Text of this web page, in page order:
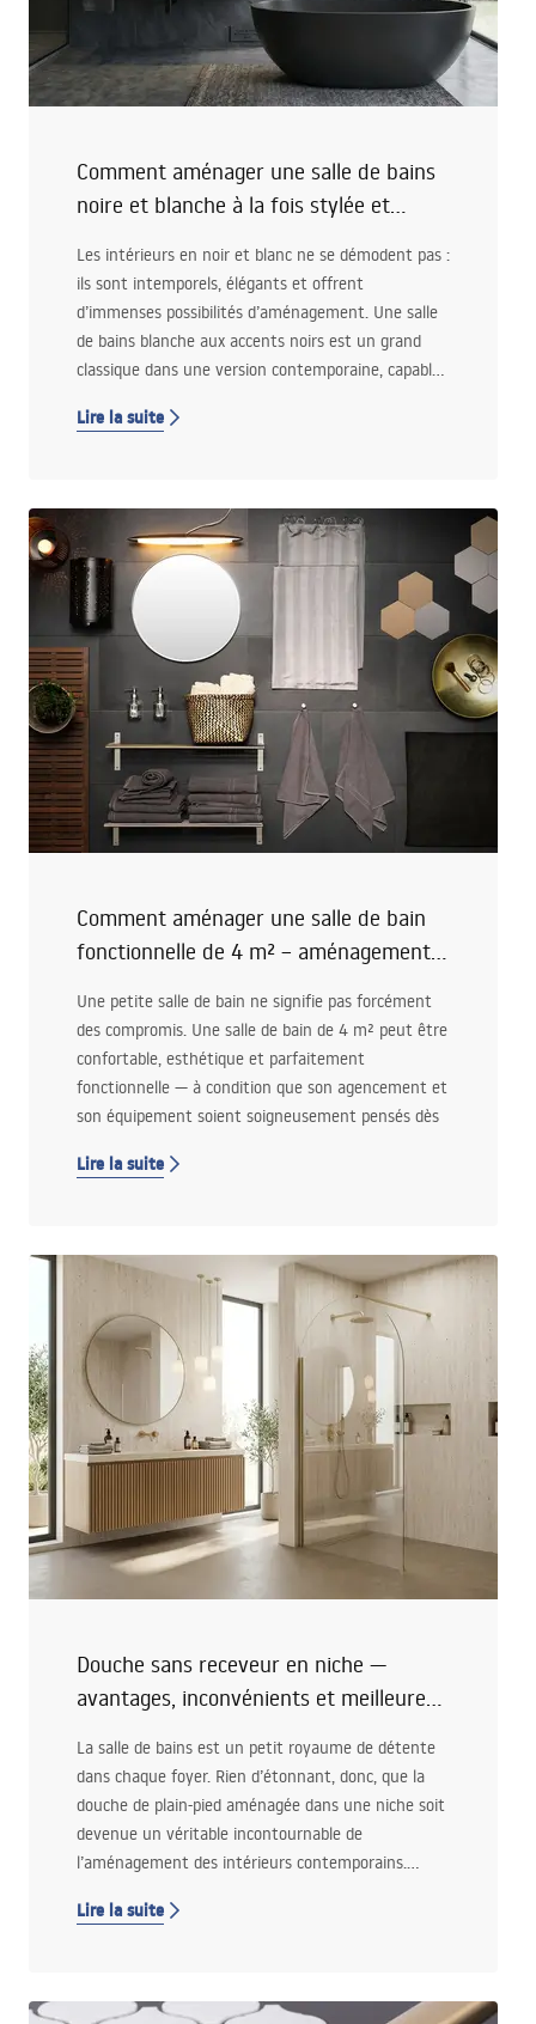
Comment aménager une salle de bains
noire et blanche à la fois stylée et
Les intérieurs en noir et blanc ne se démodent pas :
ils sont intemporels, élégants et offrent
d’immenses possibilités d’aménagement. Une salle
de bains blanche aux accents noirs est un grand
classique dans une version contemporaine, capable
fonctionnalité. Si vous recherchez une idée d’espace
salle de bains harmonieuse et remarquable, où le
contraste tient le premier rôle sans alourdir
l’espace.
Lire la suite
Comment aménager une salle de bain
fonctionnelle de 4 m² – aménagements
machine à lessiver
Une petite salle de bain ne signifie pas forcément
des compromis. Une salle de bain de 4 m² peut être
confortable, esthétique et parfaitement
fonctionnelle — à condition que son agencement et
son équipement soient soigneusement pensés dès
solutions concrètes permettant d’intégrer une
et sans erreurs coûteuses lors des travaux. Dans
cet article, vous découvrirez :
s’il est possible d’aménager une salle de bain
fonctionnelle de 4 m² sans renoncer au confort
et à l’esthétique,
comment planifier l’agencement d’une petite
salle de bain pour ne pas perdre d’espace
précieux,
quand une douche est plus adaptée et quand
une baignoire est préférable sur une petite
surface,
comment intégrer une machine à laver dans
une salle de bain de 4 m² sans effet
quelles solutions fonctionnent réellement dans
une petite salle de bain, de la robinetterie aux
quel peut être le coût de l’aménagement d’une
salle de bain de 4 m² selon différents niveaux
de finition.
Lire la suite
Douche sans receveur en niche —
avantages, inconvénients et meilleures
La salle de bains est un petit royaume de détente
dans chaque foyer. Rien d’étonnant, donc, que la
douche de plain-pied aménagée dans une niche soit
devenue un véritable incontournable de
l’aménagement des intérieurs contemporains.
chez vous ? Découvrez s’il vaut la peine d’opter
Lire la suite